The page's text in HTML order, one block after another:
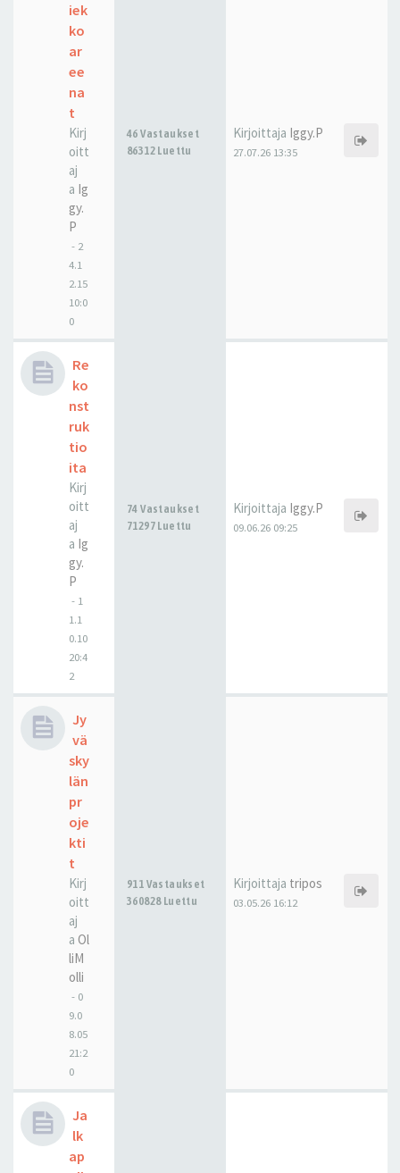
iek
ko
ar
ee
na
t
Kirj
oitt
aj
a Ig
gy.
P
- 2
4.1
2.15
10:0
0
46 Vastaukset
86312 Luettu
Kirjoittaja Iggy.P
27.07.26 13:35
Re
ko
nst
ruk
tio
ita
Kirj
oitt
aj
a Ig
gy.
P
- 1
1.1
0.10
20:4
2
74 Vastaukset
71297 Luettu
Kirjoittaja Iggy.P
09.06.26 09:25
Jy
vä
sky
län
pr
oje
kti
t
Kirj
oitt
aj
a Ol
liM
olli
- 0
9.0
8.05
21:2
0
911 Vastaukset
360828 Luettu
Kirjoittaja tripos
03.05.26 16:12
Ja
lk
ap